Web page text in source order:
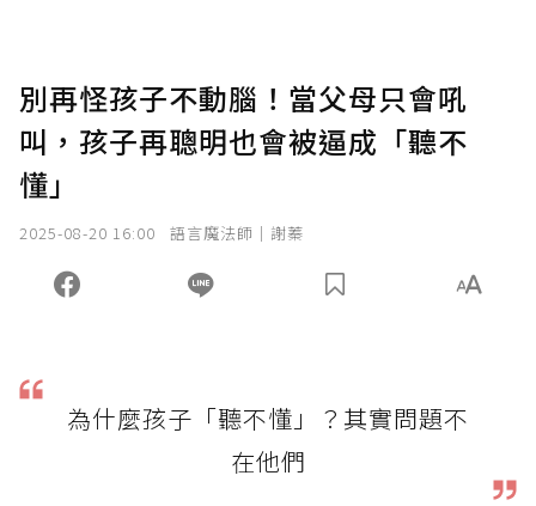
別再怪孩子不動腦！當父母只會吼
叫，孩子再聰明也會被逼成「聽不
懂」
2025-08-20 16:00 語言魔法師｜謝蓁
為什麼孩子「聽不懂」？其實問題不
在他們